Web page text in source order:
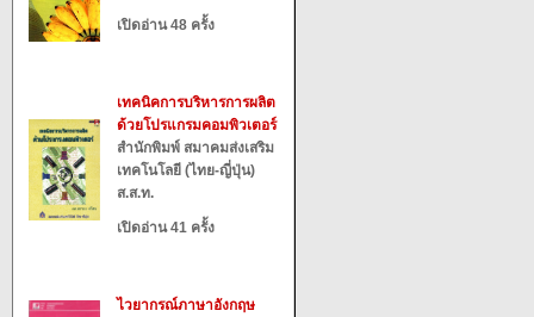
เปิดอ่าน 48 ครั้ง
เทคนิคการบริหารการผลิต
ด้วยโปรแกรมคอมพิวเตอร์
สำนักพิมพ์ สมาคมส่งเสริม
เทคโนโลยี (ไทย-ญี่ปุ่น)
ส.ส.ท.
เปิดอ่าน 41 ครั้ง
ไวยากรณ์ภาษาอังกฤษ